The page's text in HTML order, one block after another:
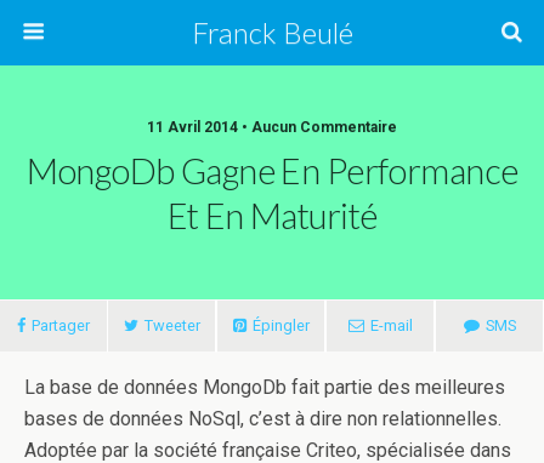
Franck Beulé
11 Avril 2014 • Aucun Commentaire
MongoDb Gagne En Performance
Et En Maturité
Partager Tweeter Épingler E-mail SMS
La base de données MongoDb fait partie des meilleures
bases de données NoSql, c’est à dire non relationnelles.
Adoptée par la société française Criteo, spécialisée dans